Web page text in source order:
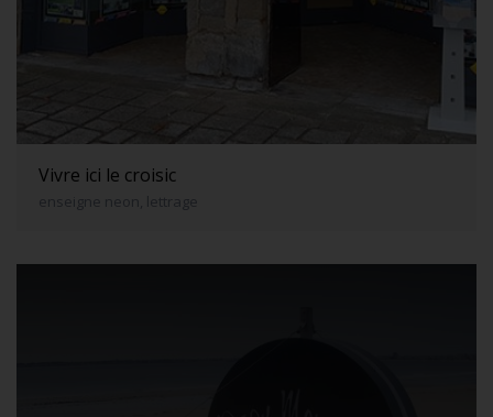
Vivre ici le croisic
enseigne neon, lettrage